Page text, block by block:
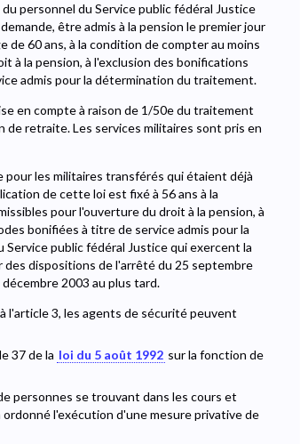
personnel du Service public fédéral Justice
être admis à la pension le premier jour
60 ans, à la condition de compter au moins
à la pension, à l'exclusion des bonifications
admis pour la détermination du traitement.
en compte à raison de 1/50e du traitement
de retraite. Les services militaires sont pris en
pour les militaires transférés qui étaient déjà
de cette loi est fixé à 56 ans à la
pour l'ouverture du droit à la pension, à
bonifiées à titre de service admis pour la
public fédéral Justice qui exercent la
dispositions de l'arrêté du 25 septembre
2003 au plus tard.
l'article 3, les agents de sécurité peuvent
37 de la loi du 5 août 1992 sur la fonction de
personnes se trouvant dans les cours et
l'exécution d'une mesure privative de